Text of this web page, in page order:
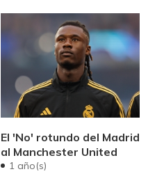
El 'No' rotundo del Madrid
al Manchester United
1 año(s)